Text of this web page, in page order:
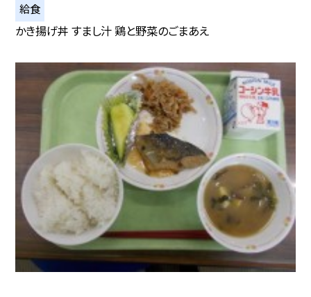
給食
かき揚げ丼 すまし汁 鶏と野菜のごまあえ